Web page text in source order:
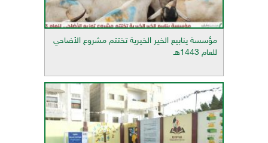
مؤسسة ينابيع الخير الخيرية تختتم مشروع الأضاحي
للعام 1443هـ